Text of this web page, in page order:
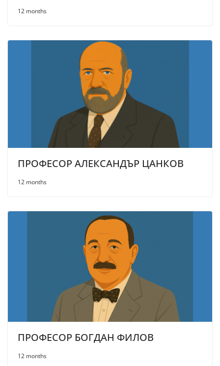
12 months
ПРОФЕСОР АЛЕКСАНДЪР ЦАНКОВ
12 months
ПРОФЕСОР БОГДАН ФИЛОВ
12 months